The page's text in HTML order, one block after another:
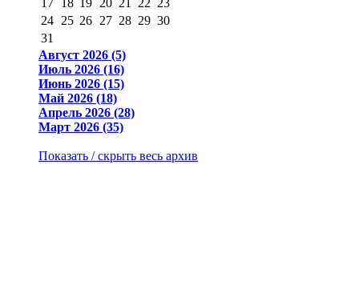
17 18 19 20 21 22 23
24 25 26 27 28 29 30
31
Август 2026 (5)
Июль 2026 (16)
Июнь 2026 (15)
Май 2026 (18)
Апрель 2026 (28)
Март 2026 (35)
Показать / скрыть весь архив